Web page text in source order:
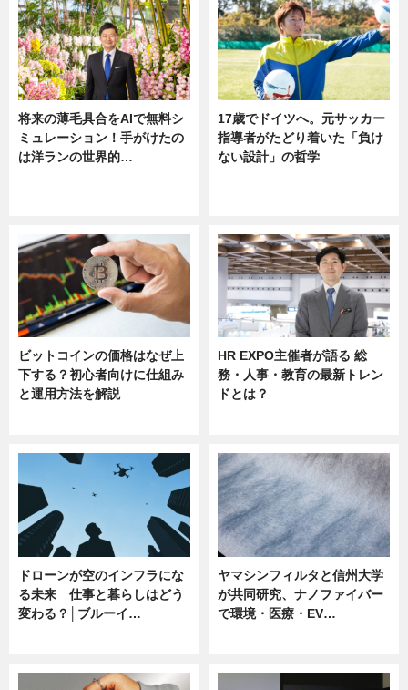
将来の薄毛具合をAIで無料シ
ミュレーション！手がけたの
は洋ランの世界的…
17歳でドイツへ。元サッカー
指導者がたどり着いた「負け
ない設計」の哲学
ビットコインの価格はなぜ上
下する？初心者向けに仕組み
と運用方法を解説
HR EXPO主催者が語る 総
務・人事・教育の最新トレン
ドとは？
ドローンが空のインフラにな
る未来 仕事と暮らしはどう
変わる？│ブルーイ…
ヤマシンフィルタと信州大学
が共同研究、ナノファイバー
で環境・医療・EV…